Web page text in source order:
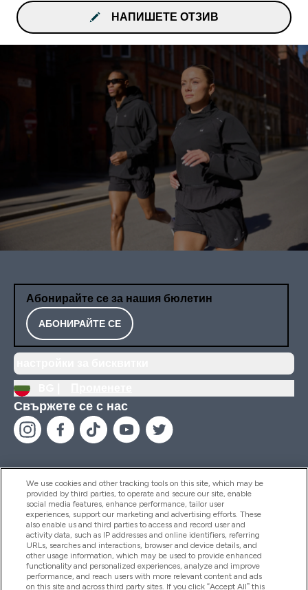
НАПИШЕТЕ ОТЗИВ
Абонирайте се за нашия бюлетин
АБОНИРАЙТЕ СЕ
Свържете се с нас
Помощ И Информация
Продукти
We use cookies and other tracking tools on this site, which may be
provided by third parties, to operate and secure our site, enable
social media features, enhance performance, tailor user
experiences, support our marketing and advertising efforts. These
also enable us and third parties to access and record user and
activity data, such as IP addresses and online identifiers, referring
URLs, searches and interactions, browser and device details, and
other usage information, which may be used to provide enhanced
functionality and personalized experiences, analyze and improve
performance, and reach users with more relevant content and ads
on this site and across third party sites. If you click “Accept All” this